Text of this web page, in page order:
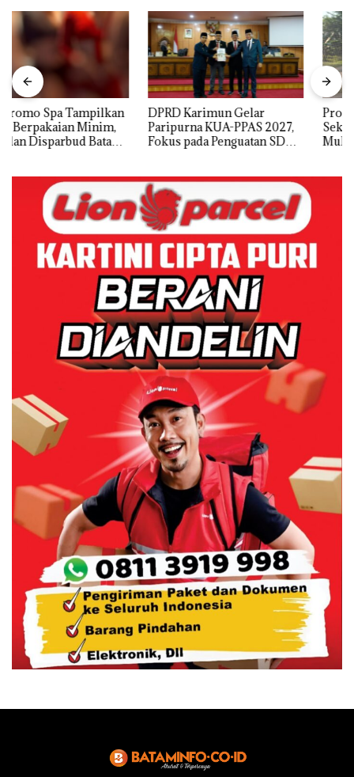
DPRD Karimun Gelar
Paripurna KUA-PPAS 2027,
Fokus pada Penguatan SDM,
Proyek Jalan RE Martadinata
Sekupang Dikritik, Masih
Mulus Tapi Diaspal